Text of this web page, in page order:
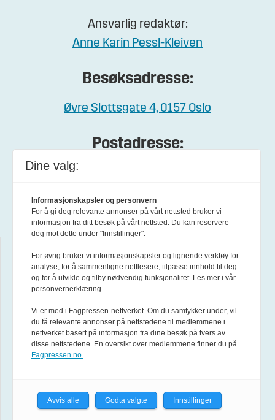
Ansvarlig redaktør:
Anne Karin Pessl-Kleiven
Besøksadresse:
Øvre Slottsgate 4, 0157 Oslo
Postadresse:
0015 Oslo
Hjelp
Om Forsvarets forum
Annonsere
Abonnement
Personvern og cookies
Dine valg:
Informasjonskapsler og personvern
For å gi deg relevante annonser på vårt nettsted bruker vi
informasjon fra ditt besøk på vårt nettsted. Du kan reservere
deg mot dette under "Innstillinger".
For øvrig bruker vi informasjonskapsler og lignende verktøy for
analyse, for å sammenligne nettlesere, tilpasse innhold til deg
og for å utvikle og tilby nødvendig funksjonalitet. Les mer i vår
personvernerklæring.
Vi er med i Fagpressen-nettverket. Om du samtykker under, vil
du få relevante annonser på nettstedene til medlemmene i
nettverket basert på informasjon fra dine besøk på tvers av
disse nettstedene. En oversikt over medlemmene finner du på
Fagpressen.no.
Avvis alle Godta valgte Innstillinger